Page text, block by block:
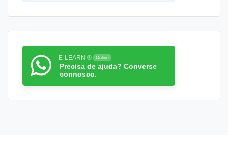
E-LEARN ® Online
Precisa de ajuda? Converse
connosco.